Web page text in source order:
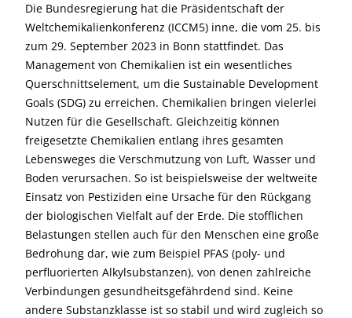
Die Bundesregierung hat die Präsidentschaft der
Weltchemikalienkonferenz (ICCM5) inne, die vom 25. bis
zum 29. September 2023 in Bonn stattfindet. Das
Management von Chemikalien ist ein wesentliches
Querschnittselement, um die Sustainable Development
Goals (SDG) zu erreichen. Chemikalien bringen vielerlei
Nutzen für die Gesellschaft. Gleichzeitig können
freigesetzte Chemikalien entlang ihres gesamten
Lebensweges die Verschmutzung von Luft, Wasser und
Boden verursachen. So ist beispielsweise der weltweite
Einsatz von Pestiziden eine Ursache für den Rückgang
der biologischen Vielfalt auf der Erde. Die stofflichen
Belastungen stellen auch für den Menschen eine große
Bedrohung dar, wie zum Beispiel PFAS (poly- und
perfluorierten Alkylsubstanzen), von denen zahlreiche
Verbindungen gesundheitsgefährdend sind. Keine
andere Substanzklasse ist so stabil und wird zugleich so